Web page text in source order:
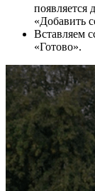
«Добавить
Вставляем
«Готово».